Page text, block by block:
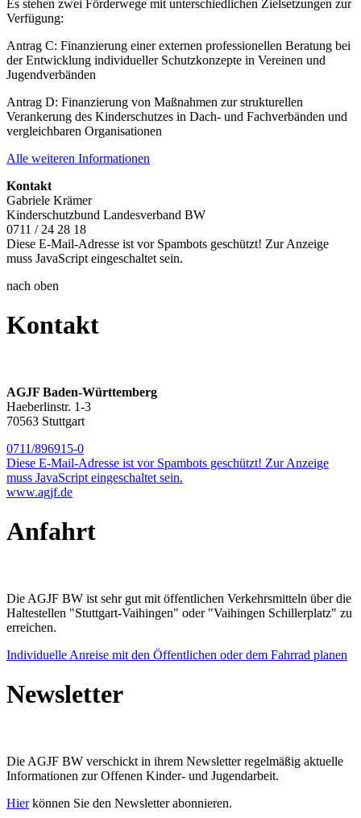
Es stehen zwei Förderwege mit unterschiedlichen Zielsetzungen zur
Verfügung:
Antrag C: Finanzierung einer externen professionellen Beratung bei
der Entwicklung individueller Schutzkonzepte in Vereinen und
Jugendverbänden
Antrag D: Finanzierung von Maßnahmen zur strukturellen
Verankerung des Kinderschutzes in Dach- und Fachverbänden und
vergleichbaren Organisationen
Alle weiteren Informationen
Kontakt
Gabriele Krämer
Kinderschutzbund Landesverband BW
0711 / 24 28 18
Diese E-Mail-Adresse ist vor Spambots geschützt! Zur Anzeige
muss JavaScript eingeschaltet sein.
nach oben
Kontakt
AGJF Baden-Württemberg
Haeberlinstr. 1-3
70563 Stuttgart
0711/896915-0
Diese E-Mail-Adresse ist vor Spambots geschützt! Zur Anzeige
muss JavaScript eingeschaltet sein.
www.agjf.de
Anfahrt
Die AGJF BW ist sehr gut mit öffentlichen Verkehrsmitteln über die
Haltestellen "Stuttgart-Vaihingen" oder "Vaihingen Schillerplatz" zu
erreichen.
Individuelle Anreise mit den Öffentlichen oder dem Fahrrad planen
Newsletter
Die AGJF BW verschickt in ihrem Newsletterregelmäßig aktuelle
Informationen zurOffenen Kinder- und Jugendarbeit.
Hierkönnen Sie den Newsletter abonnieren.